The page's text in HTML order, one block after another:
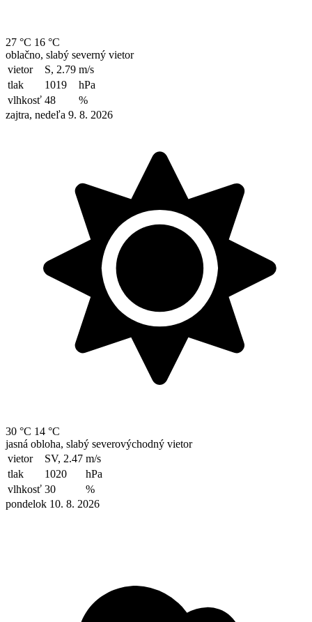
27 °C 16 °C
oblačno, slabý severný vietor
vietor
S, 2.79 m/s
tlak
1019
hPa
vlhkosť 48
%
zajtra, nedeľa 9. 8. 2026
30 °C 14 °C
jasná obloha, slabý severovýchodný vietor
vietor
SV, 2.47 m/s
tlak
1020
hPa
vlhkosť 30
%
pondelok 10. 8. 2026